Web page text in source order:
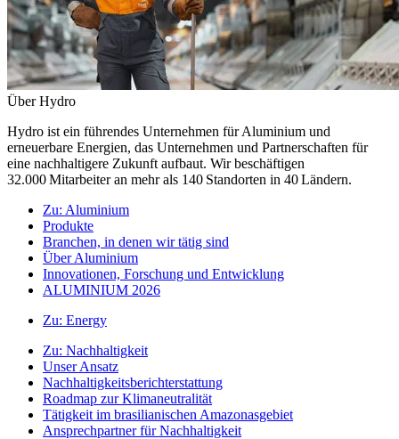
Über Hydro
Hydro ist ein führendes Unternehmen für Aluminium und
erneuerbare Energien, das Unternehmen und Partnerschaften für
eine nachhaltigere Zukunft aufbaut. Wir beschäftigen
32.000 Mitarbeiter an mehr als 140 Standorten in 40 Ländern.
Zu: Aluminium
Produkte
Branchen, in denen wir tätig sind
Über Aluminium
Innovationen, Forschung und Entwicklung
ALUMINIUM 2026
Zu: Energy
Zu: Nachhaltigkeit
Unser Ansatz
Nachhaltigkeitsberichterstattung
Roadmap zur Klimaneutralität
Tätigkeit im brasilianischen Amazonasgebiet
Ansprechpartner für Nachhaltigkeit